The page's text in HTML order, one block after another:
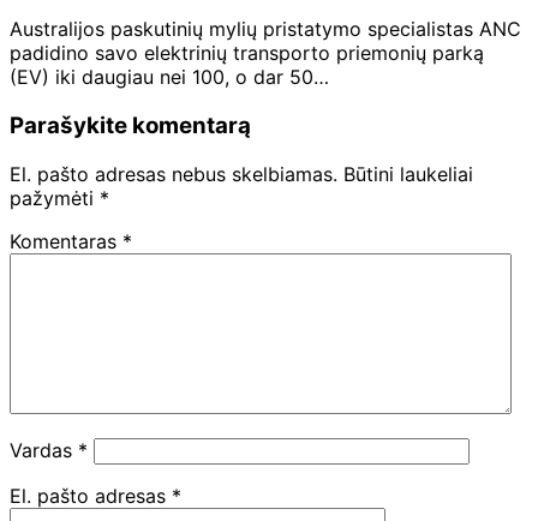
Australijos paskutinių mylių pristatymo specialistas ANC
padidino savo elektrinių transporto priemonių parką
(EV) iki daugiau nei 100, o dar 50…
Parašykite komentarą
El. pašto adresas nebus skelbiamas. Būtini laukeliai
pažymėti *
Komentaras *
Vardas *
El. pašto adresas *